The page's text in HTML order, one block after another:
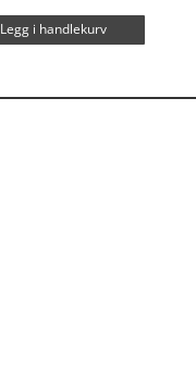
Legg i handlekurv